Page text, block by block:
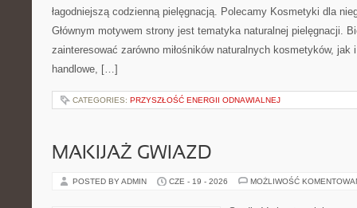
łagodniejszą codzienną pielęgnacją. Polecamy Kosmetyki dla
Głównym motywem strony jest tematyka naturalnej pielęgnacji.
zainteresować zarówno miłośników naturalnych kosmetyków, jak
handlowe, […]
CATEGORIES: PRZYSZŁOŚĆ ENERGII ODNAWIALNEJ
MAKIJAŻ GWIAZD
POSTED BY ADMIN CZE - 19 - 2026 MOŻLIWOŚĆ